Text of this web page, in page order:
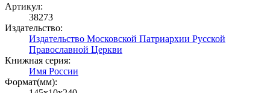
Артикул:
38273
Издательство:
Издательство Московской Патриархии Русской
Православной Церкви
Книжная серия:
Имя России
Формат(мм):